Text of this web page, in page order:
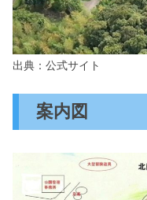
出典：公式サイト
案内図